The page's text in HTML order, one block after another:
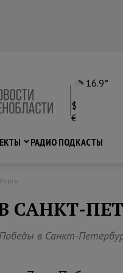
16.9°
$
€
РАДИО ПОДКАСТЫ
САНКТ-
в Санкт-